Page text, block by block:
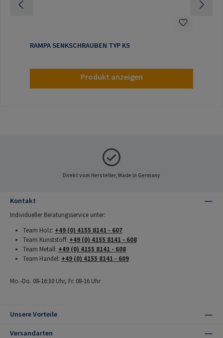
RAMPA SENKSCHRAUBEN TYP KS
Produkt anzeigen
Direkt vom Hersteller, Made in Germany
Kontakt
Individueller Beratungsservice unter:
Team Holz: +49 (0) 4155 8141 - 607
Team Kunststoff: +49 (0) 4155 8141 - 608
Team Metall: +49 (0) 4155 8141 - 608
Team Handel: +49 (0) 4155 8141 - 609
Mo.-Do. 08-16:30 Uhr, Fr. 08-16 Uhr
Unsere Vorteile
Versandarten